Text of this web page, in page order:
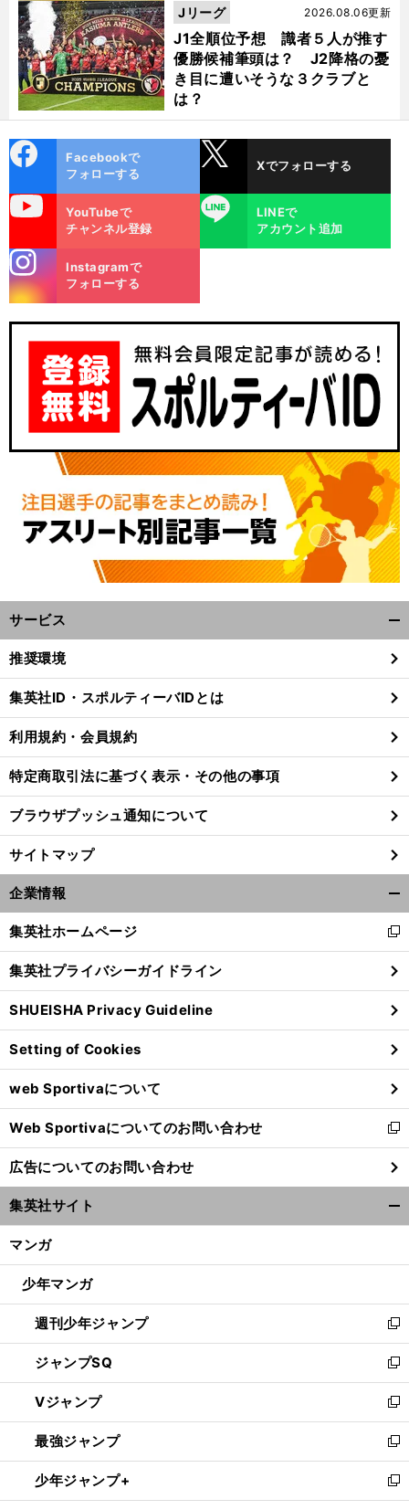
J1全順位予想 識者５人が推す
優勝候補筆頭は？ J2降格の憂
き目に遭いそうな３クラブと
は？
2026.08.06更新
Jリーグ
ok
Facebookで
フォローする
Xでフォローする
YouTubeで
チャンネル登録
LINE
LINEで
アカウント追加
m
Instagramで
フォローする
サービス
閉
る
推奨環境
集英社ID・スポルティーバIDとは
利用規約・会員規約
特定商取引法に基づく表示・その他の事項
ブラウザプッシュ通知について
サイトマップ
企業情報
閉
る
集英社ホームページ
新
し
い
ウ
ィ
ン
ド
ウ
で
開
く
集英社プライバシーガイドライン
SHUEISHA Privacy Guideline
Setting of Cookies
web Sportivaについて
Web Sportivaについてのお問い合わせ
新
し
い
ウ
ィ
ン
ウ
開
く
広告についてのお問い合わせ
集英社サイト
マンガ
少年マンガ
週刊少年ジャンプ
新
し
い
ウ
ィ
ン
ド
ウ
で
開
ジャンプSQ
新
し
い
ウ
ィ
ン
ド
ウ
Vジャンプ
新
し
い
ウ
ィ
ン
最強ジャンプ
新
し
い
ウ
少年ジャンプ+
新
し